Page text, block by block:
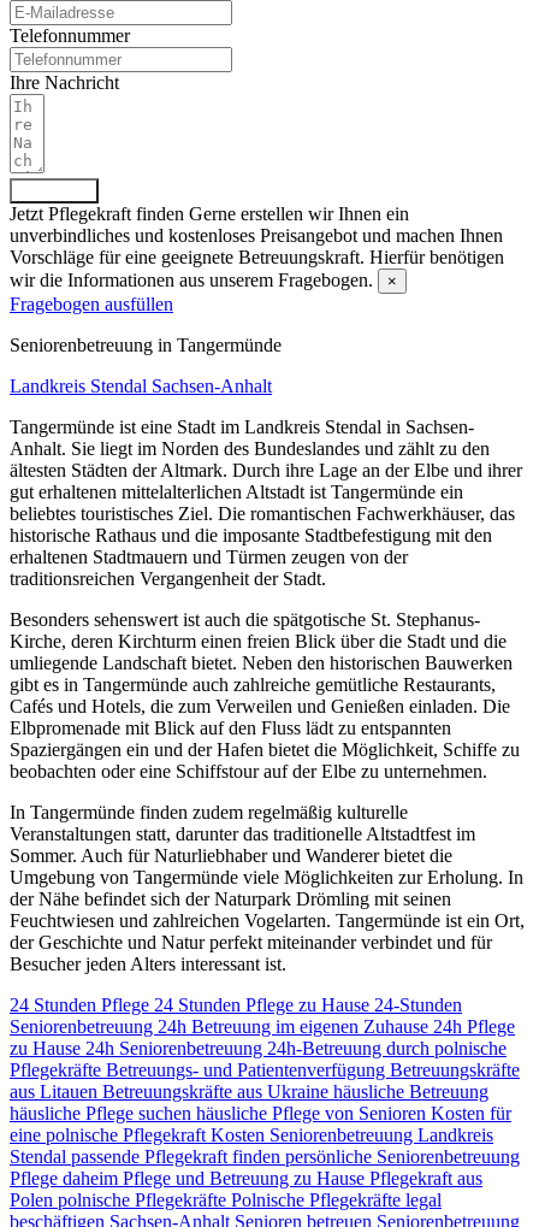
Telefonnummer
Ihre Nachricht
Jetzt Pflegekraft finden Gerne erstellen wir Ihnen ein
unverbindliches und kostenloses Preisangebot und machen Ihnen
Vorschläge für eine geeignete Betreuungskraft. Hierfür benötigen
wir die Informationen aus unserem Fragebogen.
×
Fragebogen ausfüllen
Senioren­betreuung in Tangermünde
Landkreis Stendal Sachsen-Anhalt
Tangermünde ist eine Stadt im Landkreis Stendal in Sachsen-
Anhalt. Sie liegt im Norden des Bundeslandes und zählt zu den
ältesten Städten der Altmark. Durch ihre Lage an der Elbe und ihrer
gut erhaltenen mittelalterlichen Altstadt ist Tangermünde ein
beliebtes touristisches Ziel. Die romantischen Fachwerkhäuser, das
historische Rathaus und die imposante Stadtbefestigung mit den
erhaltenen Stadtmauern und Türmen zeugen von der
traditionsreichen Vergangenheit der Stadt.
Besonders sehenswert ist auch die spätgotische St. Stephanus-
Kirche, deren Kirchturm einen freien Blick über die Stadt und die
umliegende Landschaft bietet. Neben den historischen Bauwerken
gibt es in Tangermünde auch zahlreiche gemütliche Restaurants,
Cafés und Hotels, die zum Verweilen und Genießen einladen. Die
Elbpromenade mit Blick auf den Fluss lädt zu entspannten
Spaziergängen ein und der Hafen bietet die Möglichkeit, Schiffe zu
beobachten oder eine Schiffstour auf der Elbe zu unternehmen.
In Tangermünde finden zudem regelmäßig kulturelle
Veranstaltungen statt, darunter das traditionelle Altstadtfest im
Sommer. Auch für Naturliebhaber und Wanderer bietet die
Umgebung von Tangermünde viele Möglichkeiten zur Erholung. In
der Nähe befindet sich der Naturpark Drömling mit seinen
Feuchtwiesen und zahlreichen Vogelarten. Tangermünde ist ein Ort,
der Geschichte und Natur perfekt miteinander verbindet und für
Besucher jeden Alters interessant ist.
24 Stunden Pflege 24 Stunden Pflege zu Hause 24-Stunden
Seniorenbetreuung 24h Betreuung im eigenen Zuhause 24h Pflege
zu Hause 24h Seniorenbetreuung 24h-Betreuung durch polnische
Pflegekräfte Betreuungs- und Patientenverfügung Betreuungskräfte
aus Litauen Betreuungskräfte aus Ukraine häusliche Betreuung
häusliche Pflege suchen häusliche Pflege von Senioren Kosten für
eine polnische Pflegekraft Kosten Seniorenbetreuung Landkreis
Stendal passende Pflegekraft finden persönliche Seniorenbetreuung
Pflege daheim Pflege und Betreuung zu Hause Pflegekraft aus
Polen polnische Pflegekräfte Polnische Pflegekräfte legal
beschäftigen Sachsen-Anhalt Senioren betreuen Seniorenbetreuung